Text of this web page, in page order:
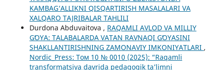
KAMBAG‘ALLIKNI QISQARTIRISH MASALALARI VA
XALQARO TAJRIBALAR TAHLILI
Durdona Abduvaitova , RAQAMLI AVLOD VA MILLIY
GʻOYA: TALABALARDA VATAN RAVNAQI GʻOYASINI
SHAKLLANTIRISHNING ZAMONAVIY IMKONIYATLARI ,
Nordic_Press: Том 10 № 0010 (2025): “Raqamli
transformatsiya davrida pedagogik ta’limni